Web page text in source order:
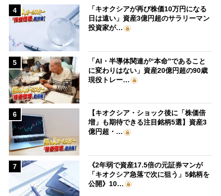
4
「キオクシアが再び株価10万円になる
日は遠い」資産3億円超のサラリーマン
投資家が…
5
「AI・半導体関連が“本命”であること
に変わりはない」資産20億円超の90歳
現役トレー…
6
【キオクシア・ショック後に「株価倍
増」も期待できる注目銘柄5選】資産3
億円超・…
7
《2年弱で資産17.5倍の元証券マンが
「キオクシア急落で次に狙う」5銘柄を
公開》10…